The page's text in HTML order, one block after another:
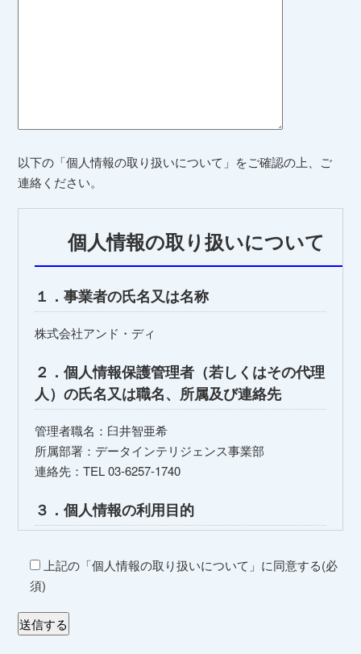
以下の「個人情報の取り扱いについて」をご確認の上、ご
連絡ください。
個人情報の取り扱いについて
１．事業者の氏名又は名称
株式会社アンド・ディ
２．個人情報保護管理者（若しくはその代理
人）の氏名又は職名、所属及び連絡先
管理者職名：臼井智亜希
所属部署：データインテリジェンス事業部
連絡先：TEL 03-6257-1740
３．個人情報の利用目的
４．個人情報取扱いの委託
上記の「個人情報の取り扱いについて」に同意する(必
須)